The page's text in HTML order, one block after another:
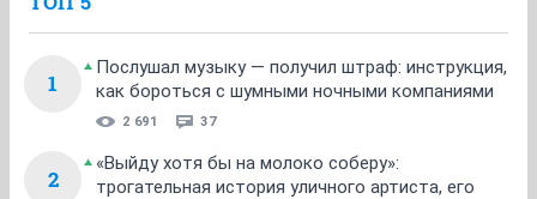
1
Послушал музыку — получил штраф: инструкция,
как бороться с шумными ночными компаниями
2 691 37
2
«Выйду хотя бы на молоко соберу»:
трогательная история уличного артиста, его